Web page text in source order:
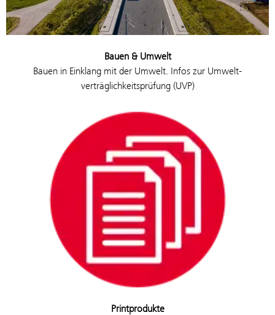
Bauen & Umwelt
Bauen in Einklang mit der Umwelt. Infos zur Umwelt­­
verträglichkeitsprüfung (UVP)
Printprodukte